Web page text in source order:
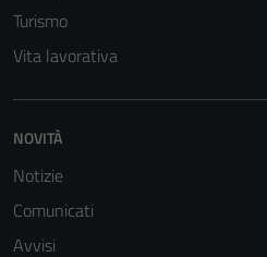
Turismo
Vita lavorativa
NOVITÀ
Notizie
Comunicati
Avvisi